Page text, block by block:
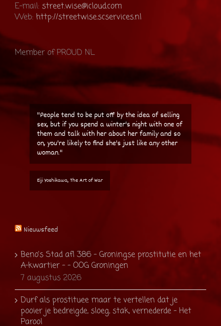
E-mail: street.wise@icloud.com
Web: http://streetwise.scservices.nl
Member of PROUD NL
"Every hooker I ever speak to tells me that it
beats the hell out of waitressing."
Woody Allen, Deconstructing Harry
Nieuwsfeed
Beno’s Stad afl 386 – Groningse prostitutie en het
A-kwartier – - OOG Groningen
7 augustus 2026
Durf als prostituee maar te vertellen dat je
pooier je bedreigde, sloeg, stak, vernederde - Het
Parool